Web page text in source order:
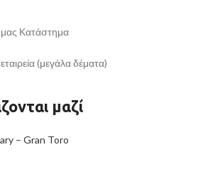
Κατάστημα
(μεγάλα δέματα)
μαζί